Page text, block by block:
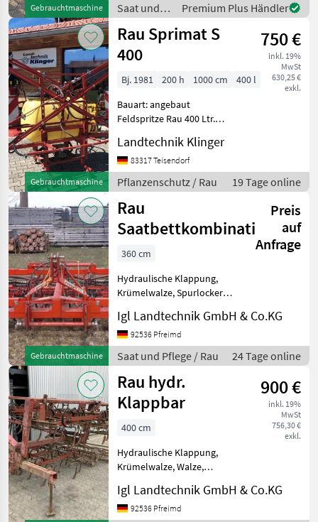
Gebrauchtmaschine
Saat und
Pflege /
Rau
Premium Plus Händler
Gebrauchtmaschine
Rau Sprimat S
400
750 €
inkl. 19%
MwSt
630,25 €
exkl.
Bj. 1981 200 h 1000 cm
400 l
Bauart: angebaut
Feldspritze Rau 400 Ltr.
Gelenkwelle 10m
Spritzgestänge mechanisch
Klappbar Baujahr 1981
Derzeit ohne Tüv Pflanze
Landtechnik Klinger
83317 Teisendorf
Pflanzenschutz / Rau 19 Tage online
Gebrauchtmaschine
Rau
Saatbettkombination
Preis
auf
Anfrage
360 cm
Hydraulische Klappung,
Krümelwalze, Spurlockerer,
________ Verkauf durch
Kunde. 1 DW benötigt.
Gebraucht wie Besichtigt.
Saat und Pflege Saatb
Igl Landtechnik GmbH & Co.KG
92536 Pfreimd
Saat und Pflege / Rau 24 Tage online
Rau hydr.
Klappbar
900 €
inkl. 19%
MwSt
756,30 €
exkl.
400 cm
Hydraulische Klappung,
Krümelwalze, Walze,
und Pflege
Saatbeetkombinationen
Igl Landtechnik GmbH & Co.KG
92536 Pfreimd